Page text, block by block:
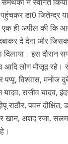
डा0 जितेन्द्र
ही अपील की कि
दे देना और
इस दौरान
लोग मौजूद रहे।
पप्पू, विश्वास,
राजीव यादव,
राठौर, पवन
खान, अशद रजा,